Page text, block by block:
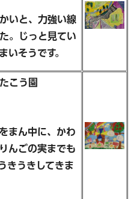
いと、力強い線
。じっと見てい
いそうです。
こう園
まん中に、かわ
んごの実までも
きうきしてきま